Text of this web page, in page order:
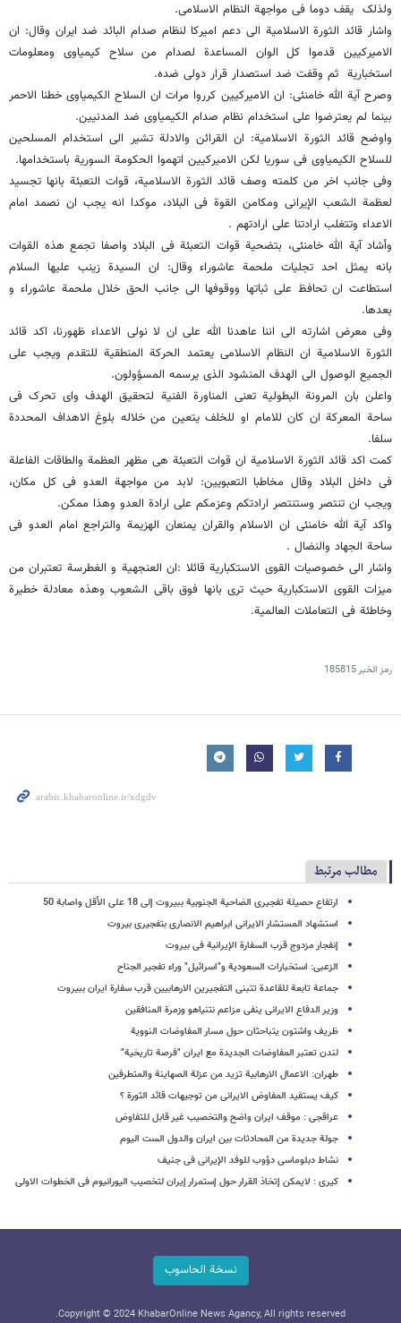
ولذلک یقف دوما فی مواجهة النظام الاسلامی.
واشار قائد الثورة الاسلامیة الى دعم امیرکا لنظام صدام البائد ضد ایران وقال: ان
الامیرکیین قدموا کل الوان المساعدة لصدام من سلاح کیمیاوی ومعلومات
استخباریة ثم وقفت ضد استصدار قرار دولی ضده.
وصرح آیة الله خامنئی: ان الامیرکیین کرروا مرات ان السلاح الکیمیاوی خطنا الاحمر
بینما لم یعترضوا على استخدام نظام صدام الکیمیاوی ضد المدنیین.
واوضح قائد الثورة الاسلامیة: ان القرائن والادلة تشیر الى استخدام المسلحین
للسلاح الکیمیاوی فی سوریا لکن الامیرکیین اتهموا الحکومة السوریة باستخدامها.
وفی جانب اخر من کلمته وصف قائد الثورة الاسلامیة، قوات التعبئة بانها تجسید
لعظمة الشعب الإیرانی ومکامن القوة فی البلاد، موکدا انه یجب ان نصمد امام
الاعداء وتتغلب ارادتنا على ارادتهم .
وأشاد آیة الله خامنئی، بتضحیة قوات التعبئة فی البلاد واصفا تجمع هذه القوات
بانه یمثل احد تجلیات ملحمة عاشوراء وقال: ان السیدة زینب علیها السلام
استطاعت ان تحافظ على ثباتها ووقوفها الى جانب الحق خلال ملحمة عاشوراء و
بعدها.
وفی معرض اشارته الى اننا عاهدنا الله على ان لا نولی الاعداء ظهورنا، اکد قائد
الثورة الاسلامیة ان النظام الاسلامی یعتمد الحرکة المنطقیة للتقدم ویجب على
الجمیع الوصول الى الهدف المنشود الذی یرسمه المسؤولون.
واعلن بان المرونة البطولیة تعنی المناورة الفنیة لتحقیق الهدف وای تحرک فی
ساحة المعرکة ان کان للامام او للخلف یتعین من خلاله بلوغ الاهداف المحددة
سلفا.
کمت اکد قائد الثورة الاسلامیة ان قوات التعبئة هی مظهر العظمة والطاقات الفاعلة
فی داخل البلاد وقال مخاطبا التعبویین: لابد من مواجهة العدو فی کل مکان،
ویجب ان تنتصر وستنتصر ارادتکم وعزمکم علی ارادة العدو وهذا ممکن.
واکد آیة الله خامنئی ان الاسلام والقران یمنعان الهزیمة والتراجع امام العدو فی
ساحة الجهاد والنضال .
واشار الى خصوصیات القوى الاستکباریة قائلا :ان العنجهیة و الغطرسة تعتبران من
میزات القوى الاستکباریة حیث ترى بانها فوق باقی الشعوب وهذه معادلة خطیرة
وخاطئة فی التعاملات العالمیة.
رمز الخبر185815
مطالب مرتبط
ارتفاع حصیلة تفجیری الضاحیة الجنوبیة ببیروت إلى 18 على الأقل واصابة 50
استشهاد المستشار الایرانی ابراهیم الانصاری بتفجیری بیروت
إنفجار مزدوج قرب السفارة الإیرانیة فی بیروت
الزعبی: استخبارات السعودیة و"اسرائیل" وراء تفجیر الجناح
جماعة تابعة للقاعدة تتبنى التفجیرین الارهابیین قرب سفارة ایران ببیروت
وزیر الدفاع الایرانی ینفی مزاعم نتنیاهو وزمرة المنافقین
ظریف واشتون یتباحثان حول مسار المفاوضات النوویة
لندن تعتبر المفاوضات الجدیدة مع ایران "فرصة تاریخیة"
طهران: الاعمال الارهابیة تزید من عزلة الصهاینة والمتطرفین
کیف یستفید المفاوض الایرانی من توجیهات قائد الثورة ؟
عراقجی : موقف ایران واضح والتخصیب غیر قابل للتفاوض
جولة جدیدة من المحادثات بین ایران والدول الست الیوم
نشاط دبلوماسی دؤوب للوفد الإیرانی فی جنیف
کیری : لایمکن إتخاذ القرار حول إستمرار إیران لتخصیب الیورانیوم فی الخطوات الاولی
نسخة الحاسوب
Copyright © 2024 KhabarOnline News Agancy, All rights reserved.